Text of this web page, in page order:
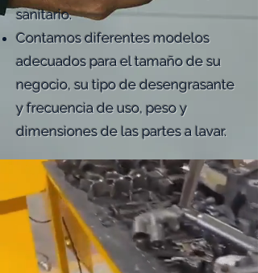
sanitario.
Contamos diferentes modelos
adecuados para el tamaño de su
negocio, su tipo de desengrasante
y frecuencia de uso, peso y
dimensiones de las partes a lavar.